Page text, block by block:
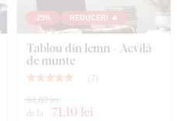
-25% REDUCERI 🔥
Tablou din lemn - Acvilă
de munte
( 7)
de la 71,10 lei
94,80 lei